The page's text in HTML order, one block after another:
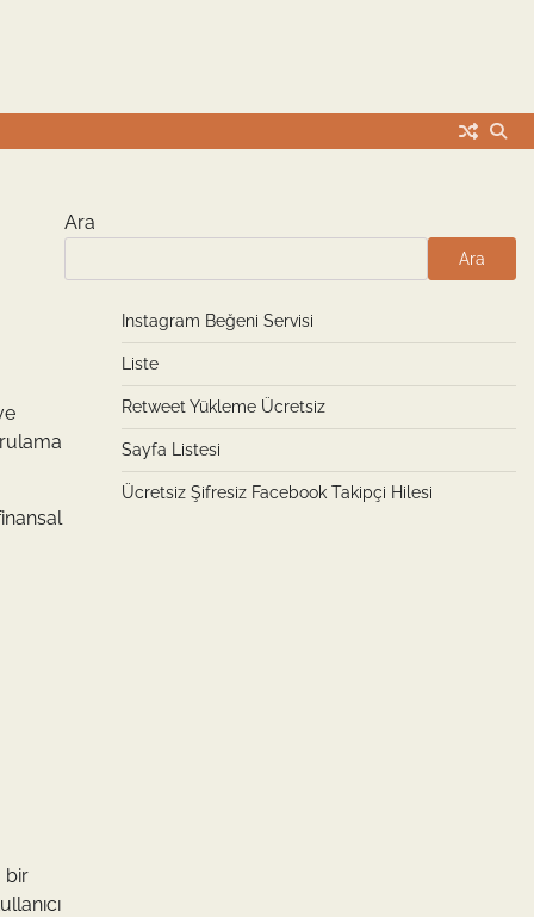
bir
Ara
Ara
Instagram Beğeni Servisi
Liste
Retweet Yükleme Ücretsiz
Sayfa Listesi
Ücretsiz Şifresiz Facebook Takipçi Hilesi